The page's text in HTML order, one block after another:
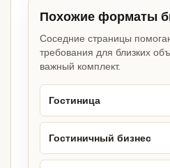
Похожие форматы
Соседние страницы
требования для близких
важный комплект.
Гостиница
Гостиничный бизнес